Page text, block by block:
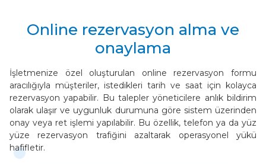
Online rezervasyon alma ve
onaylama
İşletmenize özel oluşturulan online rezervasyon formu
aracılığıyla müşteriler, istedikleri tarih ve saat için kolayca
rezervasyon yapabilir. Bu talepler yöneticilere anlık bildirim
olarak ulaşır ve uygunluk durumuna göre sistem üzerinden
onay veya ret işlemi yapılabilir. Bu özellik, telefon ya da yüz
yüze rezervasyon trafiğini azaltarak operasyonel yükü
hafifletir.